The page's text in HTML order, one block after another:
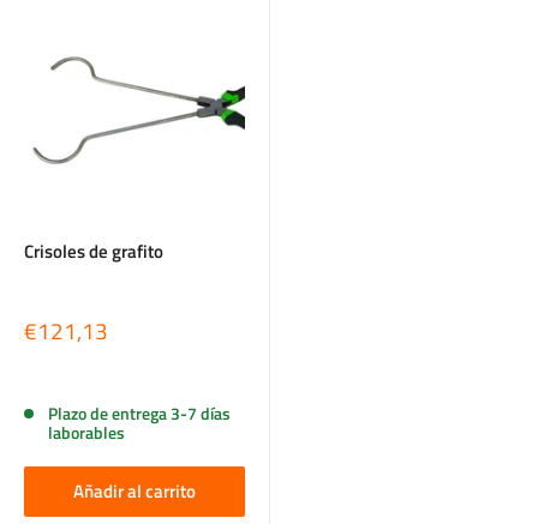
Crisoles de grafito
Precio
de
€121,13
Plazo de entrega 3-7 días
laborables
Añadir al carrito